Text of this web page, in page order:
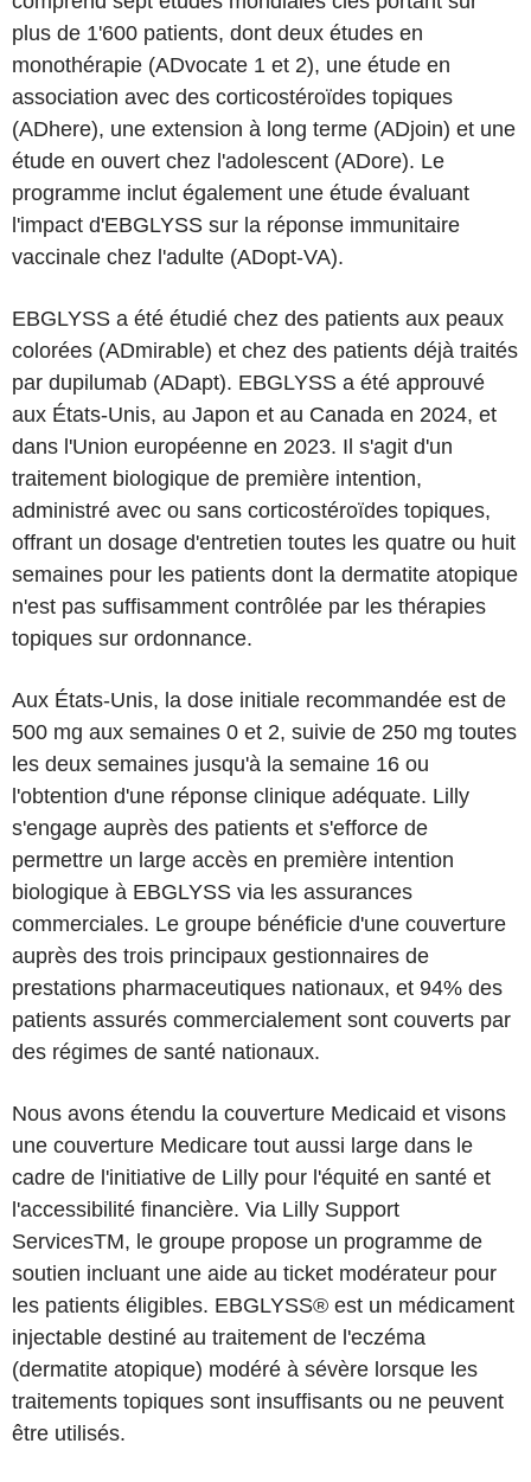
plus de 1'600 patients, dont deux études en
monothérapie (ADvocate 1 et 2), une étude en
association avec des corticostéroïdes topiques
(ADhere), une extension à long terme (ADjoin) et une
étude en ouvert chez l'adolescent (ADore). Le
programme inclut également une étude évaluant
l'impact d'EBGLYSS sur la réponse immunitaire
vaccinale chez l'adulte (ADopt-VA).
EBGLYSS a été étudié chez des patients aux peaux
colorées (ADmirable) et chez des patients déjà traités
par dupilumab (ADapt). EBGLYSS a été approuvé
aux États-Unis, au Japon et au Canada en 2024, et
dans l'Union européenne en 2023. Il s'agit d'un
traitement biologique de première intention,
administré avec ou sans corticostéroïdes topiques,
offrant un dosage d'entretien toutes les quatre ou huit
semaines pour les patients dont la dermatite atopique
n'est pas suffisamment contrôlée par les thérapies
topiques sur ordonnance.
Aux États-Unis, la dose initiale recommandée est de
500 mg aux semaines 0 et 2, suivie de 250 mg toutes
les deux semaines jusqu'à la semaine 16 ou
l'obtention d'une réponse clinique adéquate. Lilly
s'engage auprès des patients et s'efforce de
permettre un large accès en première intention
biologique à EBGLYSS via les assurances
commerciales. Le groupe bénéficie d'une couverture
auprès des trois principaux gestionnaires de
prestations pharmaceutiques nationaux, et 94% des
patients assurés commercialement sont couverts par
des régimes de santé nationaux.
Nous avons étendu la couverture Medicaid et visons
une couverture Medicare tout aussi large dans le
cadre de l'initiative de Lilly pour l'équité en santé et
l'accessibilité financière. Via Lilly Support
ServicesTM, le groupe propose un programme de
soutien incluant une aide au ticket modérateur pour
les patients éligibles. EBGLYSS® est un médicament
injectable destiné au traitement de l'eczéma
(dermatite atopique) modéré à sévère lorsque les
traitements topiques sont insuffisants ou ne peuvent
être utilisés.